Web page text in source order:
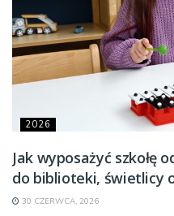
2026
Jak wyposażyć szkołę
do biblioteki, świetlicy
30 CZERWCA, 2026